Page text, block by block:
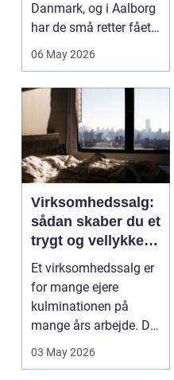
Danmark, og i Aalborg
har de små retter fået
deres helt eget li...
06 May 2026
Virksomhedssalg:
sådan skaber du et
trygt og vellykket
salg
Et virksomhedssalg er
for mange ejere
kulminationen på
mange års arbejde. Det
kan være en planlagt
03 May 2026